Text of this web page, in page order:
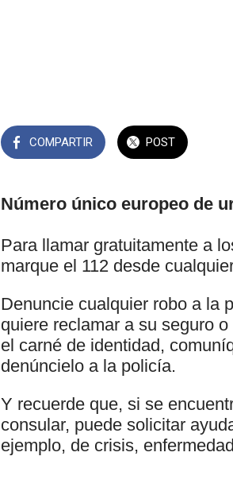
COMPARTIR POST
Número único europeo de
Para llamar gratuitamente a
marque el 112 desde
Denuncie cualquier robo a la
quiere reclamar a su seguro
el carné de identidad,
denúncielo a la policía.
Y recuerde que, si se
consular, puede solicitar
ejemplo, de crisis,